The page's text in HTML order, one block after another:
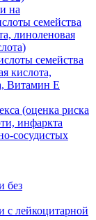
на
семейства
линоленовая
семейства
кислота,
Витамин E
(оценка риска
инфаркта
сосудистых
без
с лейкоцитарной